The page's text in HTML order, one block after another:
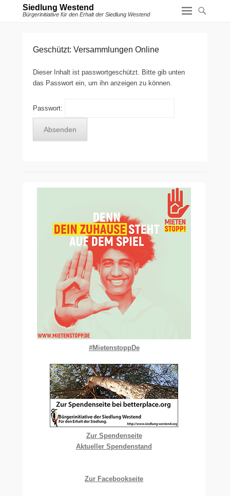
Siedlung Westend
Bürgerinitiative für den Erhalt der Siedlung Westend
Geschützt: Versammlungen Online
Dieser Inhalt ist passwortgeschützt. Bitte gib unten
das Passwort ein, um ihn anzeigen zu können.
Passwort:
#MietenstoppDe
Zur Spendenseite
Aktueller Spendenstand
Zur Facebookseite